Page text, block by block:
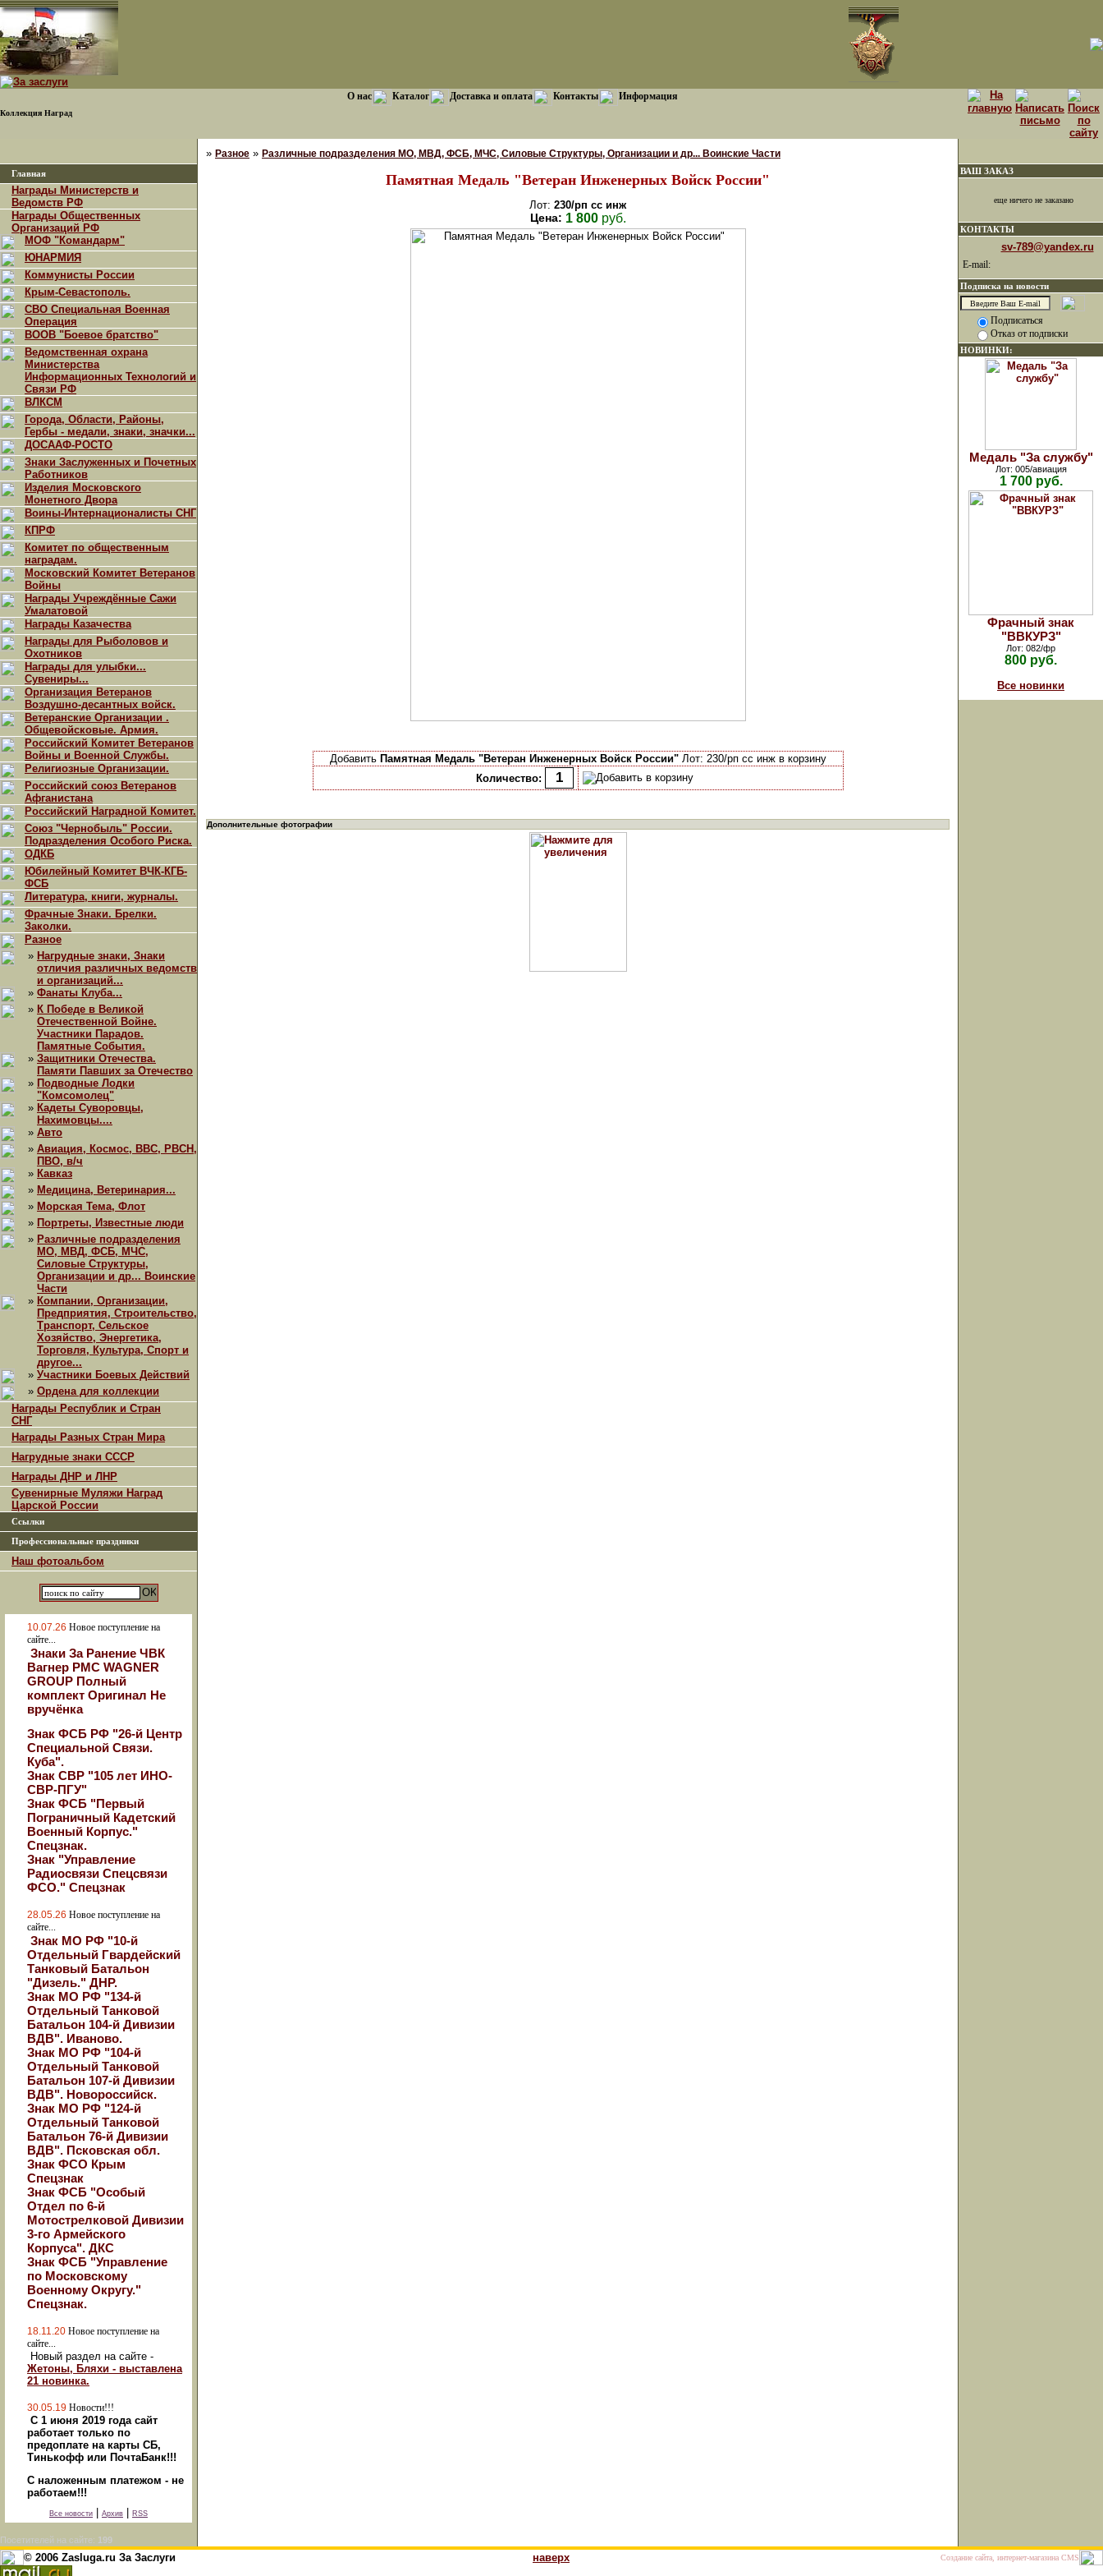
Коллекция Наград
О нас Каталог Доставка и оплата Контакты Информация
Главная
Награды Министерств и
Ведомств РФ
Награды Общественных
Организаций РФ
МОФ "Командарм"
ЮНАРМИЯ
Коммунисты России
Крым-Севастополь.
СВО Специальная Военная
Операция
ВООВ "Боевое братство"
Ведомственная охрана
Министерства
Информационных Технологий и
Связи РФ
ВЛКСМ
Города, Области, Районы,
Гербы - медали, знаки, значки...
ДОСААФ-РОСТО
Знаки Заслуженных и Почетных
Работников
Изделия Московского
Монетного Двора
Воины-Интернационалисты СНГ
КПРФ
Комитет по общественным
наградам.
Московский Комитет Ветеранов
Войны
Награды Учреждённые Сажи
Умалатовой
Награды Казачества
Награды для Рыболовов и
Охотников
Награды для улыбки...
Сувениры...
Организация Ветеранов
Воздушно-десантных войск.
Ветеранские Организации .
Общевойсковые. Армия.
Российский Комитет Ветеранов
Войны и Военной Службы.
Религиозные Организации.
Российский союз Ветеранов
Афганистана
Российский Наградной Комитет.
Союз "Чернобыль" России.
Подразделения Особого Риска.
ОДКБ
Юбилейный Комитет ВЧК-КГБ-
ФСБ
Литература, книги, журналы.
Фрачные Знаки. Брелки.
Заколки.
Разное
» Нагрудные знаки, Знаки
отличия различных ведомств
и организаций...
» Фанаты Клуба...
» К Победе в Великой
Отечественной Войне.
Участники Парадов.
Памятные События.
» Защитники Отечества.
Памяти Павших за Отечество
» Подводные Лодки
"Комсомолец"
» Кадеты Суворовцы,
Нахимовцы....
» Авто
» Авиация, Космос, ВВС, РВСН,
ПВО, в/ч
» Кавказ
» Медицина, Ветеринария...
» Морская Тема, Флот
» Портреты, Известные люди
» Различные подразделения
МО, МВД, ФСБ, МЧС,
Силовые Структуры,
Организации и др... Воинские
Части
» Компании, Организации,
Предприятия, Строительство,
Транспорт, Сельское
Хозяйство, Энергетика,
Торговля, Культура, Спорт и
другое...
» Участники Боевых Действий
» Ордена для коллекции
Награды Республик и Стран
СНГ
Награды Разных Стран Мира
Нагрудные знаки СССР
Награды ДНР и ЛНР
Сувенирные Муляжи Наград
Царской России
Ссылки
Профессиональные праздники
Наш фотоальбом
10.07.26 Новое поступление на
сайте...
Знаки За Ранение ЧВК
Вагнер РМС WAGNER
GROUP Полный
комплект Оригинал Не
вручёнка
Знак ФСБ РФ "26-й Центр
Специальной Связи.
Куба".
Знак СВР "105 лет ИНО-
СВР-ПГУ"
Знак ФСБ "Первый
Пограничный Кадетский
Военный Корпус."
Спецзнак.
Знак "Управление
Радиосвязи Спецсвязи
ФСО." Спецзнак
28.05.26 Новое поступление на
сайте...
Знак МО РФ "10-й
Отдельный Гвардейский
Танковый Батальон
"Дизель." ДНР.
Знак МО РФ "134-й
Отдельный Танковой
Батальон 104-й Дивизии
ВДВ". Иваново.
Знак МО РФ "104-й
Отдельный Танковой
Батальон 107-й Дивизии
ВДВ". Новороссийск.
Знак МО РФ "124-й
Отдельный Танковой
Батальон 76-й Дивизии
ВДВ". Псковская обл.
Знак ФСО Крым
Спецзнак
Знак ФСБ "Особый
Отдел по 6-й
Мотострелковой Дивизии
3-го Армейского
Корпуса". ДКС
Знак ФСБ "Управление
по Московскому
Военному Округу."
Спецзнак.
18.11.20 Новое поступление на
сайте...
Новый раздел на сайте -
Жетоны, Бляхи - выставлена
21 новинка.
30.05.19 Новости!!!
С 1 июня 2019 года сайт
работает только по
предоплате на карты СБ,
Тинькофф или ПочтаБанк!!!
С наложенным платежом - не
работаем!!!
Все новости Архив RSS
Посетителей на сайте: 199
» Разное » Различные подразделения МО, МВД, ФСБ, МЧС, Силовые Структуры, Организации и др... Воинские Части
Памятная Медаль "Ветеран Инженерных Войск России"
Лот: 230/рп сс инж
Цена: 1 800руб.
Добавить Памятная Медаль "Ветеран Инженерных Войск России"Лот: 230/рп сс инж в корзину
Количество:
Дополнительные фотографии
ВАШ ЗАКАЗ
еще ничего не заказано
КОНТАКТЫ
sv-789@yandex.ru
E-mail:
Подписка на новости
Подписаться
Отказ от подписки
НОВИНКИ:
Медаль "За службу"
Лот: 005/авиация
1 700 руб.
Фрачный знак
"ВВКУРЗ"
Лот: 082/фр
800 руб.
Все новинки
© 2006 Zasluga.ru За Заслуги наверх Cоздание сайта, интернет-магазина CMS